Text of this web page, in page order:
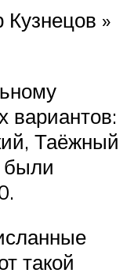
»
вариантов:
Таёжный
были
такой